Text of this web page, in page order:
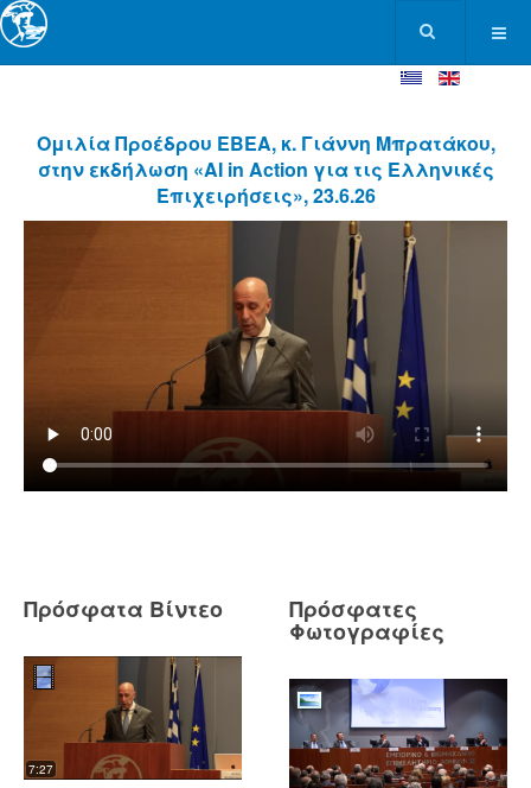
Ομιλία Προέδρου ΕΒΕΑ, κ. Γιάννη Μπρατάκου,
στην εκδήλωση «AI in Action για τις Ελληνικές
Επιχειρήσεις», 23.6.26
Πρόσφατα Βίντεο
7:27
Πρόσφατες
Φωτογραφίες